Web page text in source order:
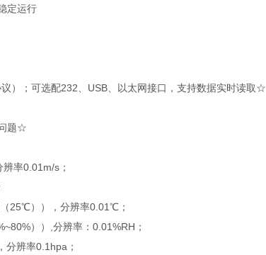
定运行
）；可选配232、USB、以太网接口，支持数据实时读取☆
题☆
率0.01m/s；
25℃）），分辨率0.01℃；
））,分辨率：0.01%RH；
辨率0.1hpa；